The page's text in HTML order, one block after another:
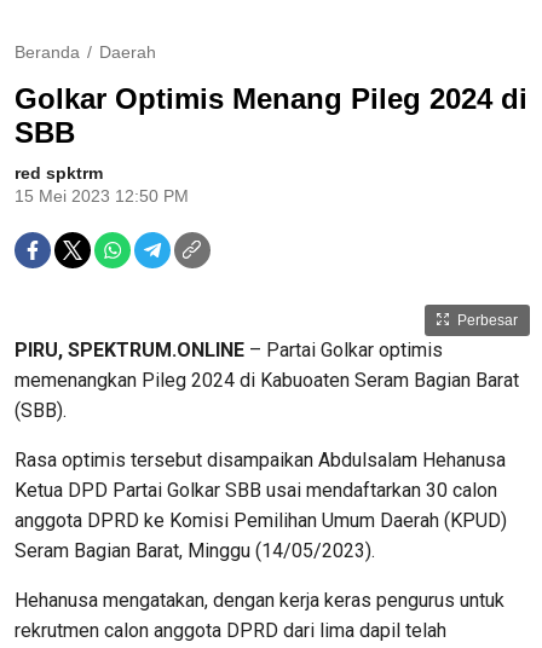
Beranda Daerah
Golkar Optimis Menang Pileg 2024 di
SBB
red spktrm
15 Mei 2023 12:50 PM
Perbesar
PIRU, SPEKTRUM.ONLINE – Partai Golkar optimis
memenangkan Pileg 2024 di Kabuoaten Seram Bagian Barat
(SBB).
Rasa optimis tersebut disampaikan Abdulsalam Hehanusa
Ketua DPD Partai Golkar SBB usai mendaftarkan 30 calon
anggota DPRD ke Komisi Pemilihan Umum Daerah (KPUD)
Seram Bagian Barat, Minggu (14/05/2023).
Hehanusa mengatakan, dengan kerja keras pengurus untuk
rekrutmen calon anggota DPRD dari lima dapil telah